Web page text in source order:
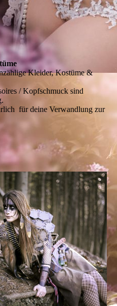
Kleider, Kostüme &
/ Kopfschmuck sind
für deine Verwandlung zur